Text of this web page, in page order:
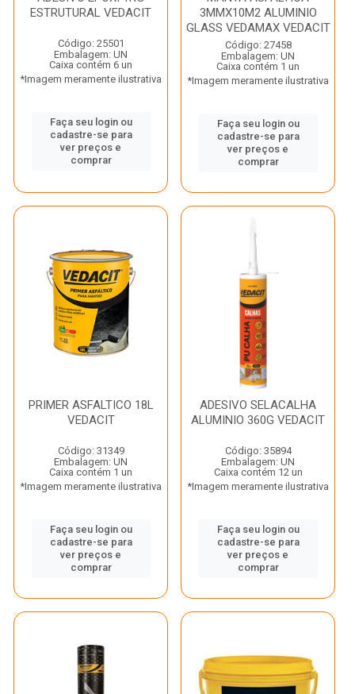
ESTRUTURAL VEDACIT
Código: 25501
Embalagem: UN
Caixa contém 6 un
*Imagem meramente ilustrativa
Faça seu login ou
cadastre-se para
ver preços e
comprar
3MMX10M2 ALUMINIO
GLASS VEDAMAX VEDACIT
Código: 27458
Embalagem: UN
Caixa contém 1 un
*Imagem meramente ilustrativa
Faça seu login ou
cadastre-se para
ver preços e
comprar
PRIMER ASFALTICO 18L
VEDACIT
Código: 31349
Embalagem: UN
Caixa contém 1 un
*Imagem meramente ilustrativa
Faça seu login ou
cadastre-se para
ver preços e
comprar
ADESIVO SELACALHA
ALUMINIO 360G VEDACIT
Código: 35894
Embalagem: UN
Caixa contém 12 un
*Imagem meramente ilustrativa
Faça seu login ou
cadastre-se para
ver preços e
comprar